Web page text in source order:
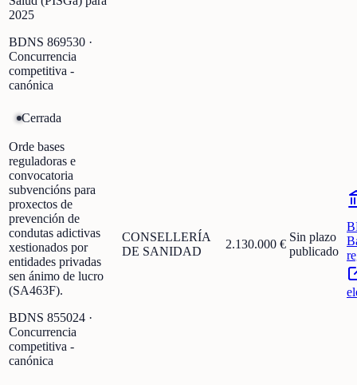
2025
BDNS 869530 ·
Concurrencia
competitiva -
canónica
Cerrada
Orde bases
reguladoras e
convocatoria
subvencións para
proxectos de
prevención de
condutas adictivas
xestionados por
entidades privadas
sen ánimo de lucro
(SA463F).
BDNS 855024 ·
Concurrencia
competitiva -
canónica
CONSELLERÍA
DE SANIDAD
2.130.000 €
Sin plazo
publicado